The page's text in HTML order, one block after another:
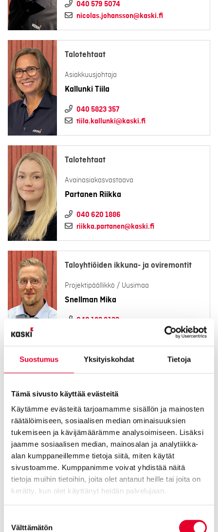
Suostumus Yksityiskohdat Tietoja
Tämä sivusto käyttää evästeitä
Käytämme evästeitä tarjoamamme sisällön ja mainosten
räätälöimiseen, sosiaalisen median ominaisuuksien
tukemiseen ja kävijämäärämme analysoimiseen. Lisäksi
jaamme sosiaalisen median, mainosalan ja analytiikka-
alan kumppaneillemme tietoja siitä, miten käytät
sivustoamme. Kumppanimme voivat yhdistää näitä
tietoja muihin tietoihin, joita olet antanut heille tai joita on
kerätty, kun olet käyttänyt heidän palvelujaan.
valinta
Välttämätön
040 579 5074
nicolas.johansson@kaski.fi
Talotehtaat
Asiakkuusjohtaja
Kallunki Tiila
040 5823 357
tiila.kallunki@kaski.fi
Talotehtaat
Avainasiakasvastaava
Partanen Riikka
040 620 1886
riikka.partanen@kaski.fi
Taloyhtiöiden ikkuna- ja oviremontit
Projektipäällikkö / Uusimaa
Snellman Mika
040 182 9132
Taloyhtiöiden ikkuna- ja oviremontit
Projektipäällikkö / Kanta-Häme, Hyvinkää,
Laine Jani
040 5431618
jani.laine@kaski.fi
Rakennusliikkeet